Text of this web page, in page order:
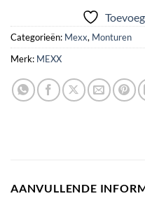
Categorieën: Mexx, Monturen
Merk: MEXX
AANVULLENDE